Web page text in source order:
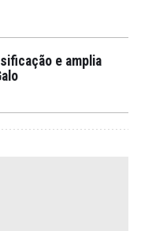
e amplia